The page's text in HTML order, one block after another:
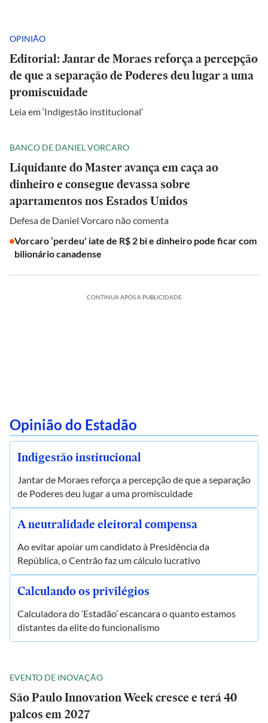
OPINIÃO
Editorial: Jantar de Moraes reforça a percepção
de que a separação de Poderes deu lugar a uma
promiscuidade
Leia em ‘Indigestão institucional’
BANCO DE DANIEL VORCARO
Liquidante do Master avança em caça ao
dinheiro e consegue devassa sobre
apartamentos nos Estados Unidos
Defesa de Daniel Vorcaro não comenta
Vorcaro ‘perdeu' iate de R$ 2 bi e dinheiro pode ficar com
bilionário canadense
CONTINUA APÓS A PUBLICIDADE
Opinião do Estadão
Indigestão institucional
Jantar de Moraes reforça a percepção de que a separação
de Poderes deu lugar a uma promiscuidade
A neutralidade eleitoral compensa
Ao evitar apoiar um candidato à Presidência da
República, o Centrão faz um cálculo lucrativo
Calculando os privilégios
Calculadora do ‘Estadão’ escancara o quanto estamos
distantes da elite do funcionalismo
EVENTO DE INOVAÇÃO
São Paulo Innovation Week cresce e terá 40
palcos em 2027